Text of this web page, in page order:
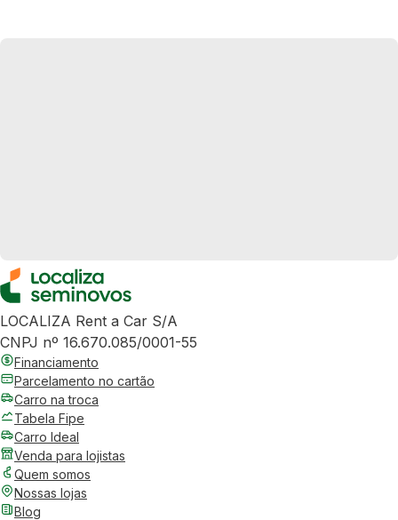
LOCALIZA Rent a Car S/A
CNPJ nº 16.670.085/0001-55
Financiamento
Parcelamento no cartão
Carro na troca
Tabela Fipe
Carro Ideal
Venda para lojistas
Quem somos
Nossas lojas
Blog